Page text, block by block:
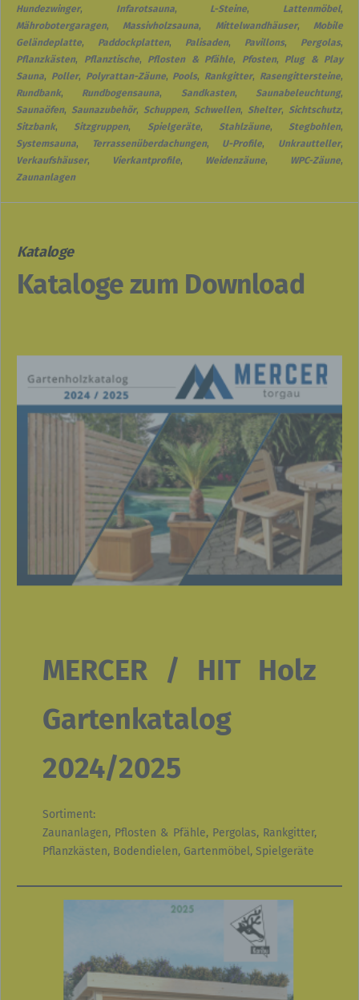
Hundezwinger, Infarotsauna, L-Steine, Lattenmöbel,
Mährobotergaragen,Massivholzsauna, Mittelwandhäuser,Mobile
Geländeplatte, Paddockplatten, Palisaden, Pavillons, Pergolas,
Pflanzkästen, Pflanztische, Pflosten & Pfähle, Pfosten, Plug & Play
Sauna, Poller, Polyrattan-Zäune, Pools, Rankgitter, Rasengittersteine,
Rundbank, Rundbogensauna, Sandkasten, Saunabeleuchtung,
Saunaöfen, Saunazubehör, Schuppen, Schwellen, Shelter, Sichtschutz,
Sitzbank, Sitzgruppen, Spielgeräte, Stahlzäune, Stegbohlen,
Systemsauna, Terrassenüberdachungen, U-Profile, Unkrautteller,
Verkaufshäuser, Vierkantprofile, Weidenzäune, WPC-Zäune,
Zaunanlagen
Kataloge
Kataloge zum Download
MERCER / HIT Holz
Gartenkatalog
2024/2025
Sortiment:
Zaunanlagen, Pflosten & Pfähle, Pergolas, Rankgitter,
Pflanzkästen, Bodendielen, Gartenmöbel, Spielgeräte